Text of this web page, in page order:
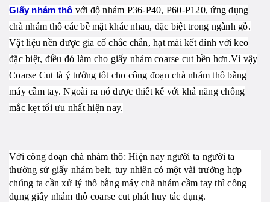
Giấy nhám thô với độ nhám P36-P40, P60-P120, ứng dụng
chà nhám thô các bề mặt khác nhau, đặc biệt trong ngành gỗ.
Vật liệu nền được gia cố chắc chắn, hạt mài kết dính với keo
đặc biệt, điều đó làm cho giấy nhám coarse cut bền hơn.Vì vậy
Coarse Cut là ý tưởng tốt cho công đoạn chà nhám thô bằng
máy cầm tay. Ngoài ra nó được thiết kế với khả năng chống
mắc kẹt tối ưu nhất hiện nay.
Với công đoạn chà nhám thô: Hiện nay người ta người ta
thường sử giấy nhám belt, tuy nhiên có một vài trường hợp
chúng ta cần xử lý thô bằng máy chà nhám cầm tay thì công
dụng giấy nhám thô coarse cut phát huy tác dụng.